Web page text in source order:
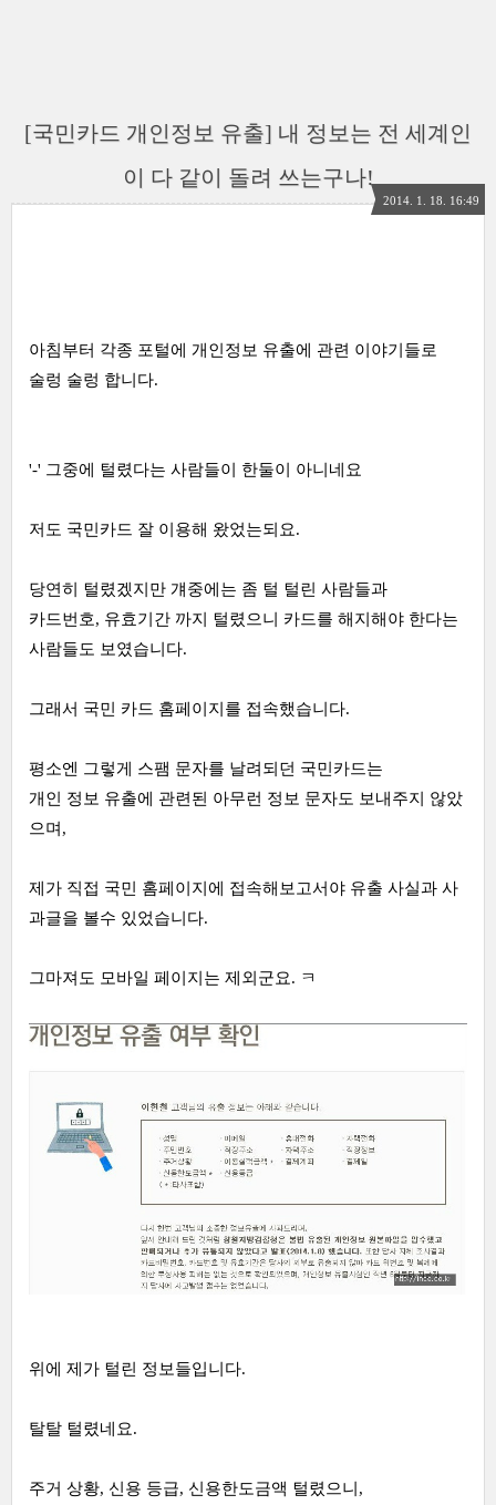
[국민카드 개인정보 유출] 내 정보는 전 세계인
이 다 같이 돌려 쓰는구나!
2014. 1. 18. 16:49
아침부터 각종 포털에 개인정보 유출에 관련 이야기들로
술렁 술렁 합니다.
'-' 그중에 털렸다는 사람들이 한둘이 아니네요
저도 국민카드 잘 이용해 왔었는되요.
당연히 털렸겠지만 걔중에는 좀 털 털린 사람들과
카드번호, 유효기간 까지 털렸으니 카드를 해지해야 한다는
사람들도 보였습니다.
그래서 국민 카드 홈페이지를 접속했습니다.
평소엔 그렇게 스팸 문자를 날려되던 국민카드는
개인 정보 유출에 관련된 아무런 정보 문자도 보내주지 않았
으며,
제가 직접 국민 홈페이지에 접속해보고서야 유출 사실과 사
과글을 볼수 있었습니다.
그마져도 모바일 페이지는 제외군요. ㅋ
위에 제가 털린 정보들입니다.
탈탈 털렸네요.
주거 상황, 신용 등급, 신용한도금액 털렸으니,